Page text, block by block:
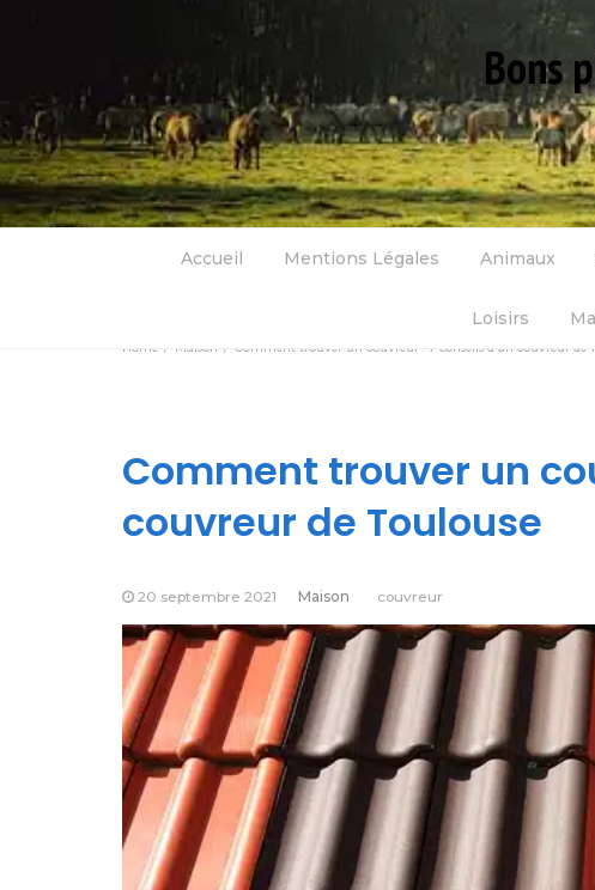
Bons
Accueil Mentions Légales Animaux
Loisirs
Home Maison Comment trouver un couvreur : 7 conseils d’un couvreur de
Comment trouver un
couvreur de Toulouse
20 septembre 2021 Maison couvreur